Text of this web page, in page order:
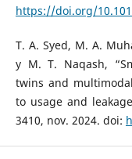
https://doi.org/
T. A. Syed, M. A.
y M. T. Naqash,
twins and
to usage and
3410, nov. 2024. doi: